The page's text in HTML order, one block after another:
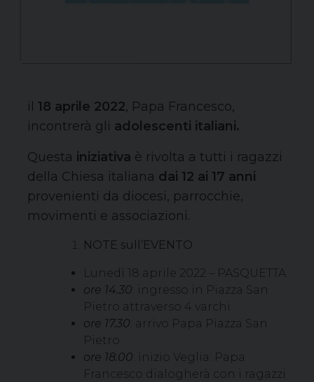
il 18 aprile 2022, Papa Francesco,
incontrerà gli adolescenti italiani.
Questa iniziativa è rivolta a tutti i ragazzi
della Chiesa italiana dai 12 ai 17 anni
provenienti da diocesi, parrocchie,
movimenti e associazioni.
NOTE sull’EVENTO
Lunedì 18 aprile 2022 – PASQUETTA
ore 14.30 : ingresso in Piazza San
Pietro attraverso 4 varchi
ore 17.30 : arrivo Papa Piazza San
Pietro
ore 18.00 : inizio Veglia: Papa
Francesco dialogherà con i ragazzi